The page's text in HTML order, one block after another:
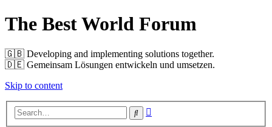
The Best World Forum
🇬🇧️ Developing and implementing solutions together.
🇩🇪️ Gemeinsam Lösungen entwickeln und umsetzen.
Skip to content
Search